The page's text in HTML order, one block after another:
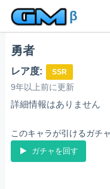
β
勇者
レア度: SSR
9年以上前に更新
詳細情報はありません
このキャラが引けるガチ
ガチャを回す